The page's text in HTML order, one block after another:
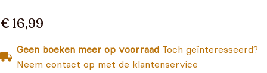
€ 16,99
Geen boeken meer op voorraad Toch geïnteresseerd?
Neem contact op met de klantenservice